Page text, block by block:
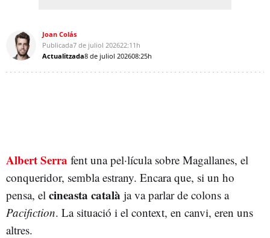
Joan Colás
Publicada7 de juliol 202622:11h
Actualitzada8 de juliol 202608:25h
Albert Serra fent una pel·lícula sobre Magallanes, el
conqueridor, sembla estrany. Encara que, si un ho
pensa, el cineasta català ja va parlar de colons a
Pacifiction. La situació i el context, en canvi, eren uns
altres.